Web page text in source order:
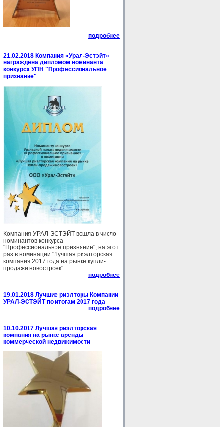
подробнее
21.02.2018 Компания «Урал-Эстэйт»
награждена дипломом номинанта
конкурса УПН "Профессиональное
признание"
Компания УРАЛ-ЭСТЭЙТ вошла в число
номинантов конкурса
"Профессиональное признание", на этот
раз в номинации "Лучшая риэлторская
компания 2017 года на рынке купли-
продажи новостроек"
подробнее
19.01.2018 Лучшие риэлторы Компании
УРАЛ-ЭСТЭЙТ по итогам 2017 года
подробнее
10.10.2017 Лучшая риэлторская
компания на рынке аренды
коммерческой недвижимости